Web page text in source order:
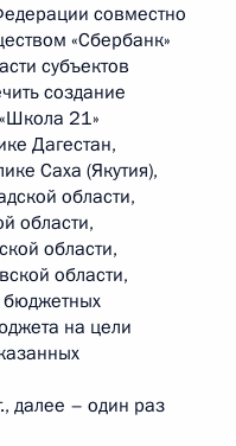
совместно
«Сбербанк»
субъектов
создание
21»
Дагестан,
Саха (Якутия),
области,
области,
области,
области,
бюджетных
на цели
далее – один раз